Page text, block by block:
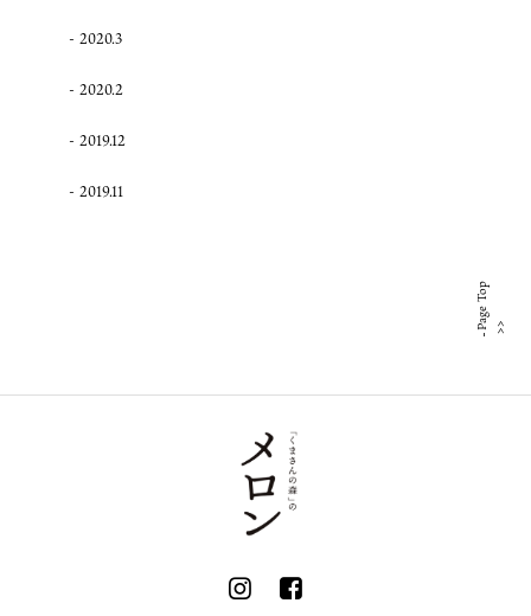
2020.3
2020.2
2019.12
2019.11
Page Top